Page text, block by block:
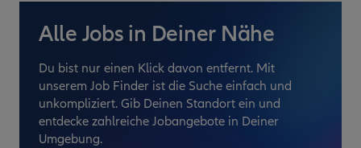
Alle Jobs in Deiner Nähe
Du bist nur einen Klick davon entfernt. Mit
unserem Job Finder ist die Suche einfach und
unkompliziert. Gib Deinen Standort ein und
entdecke zahlreiche Jobangebote in Deiner
Umgebung.